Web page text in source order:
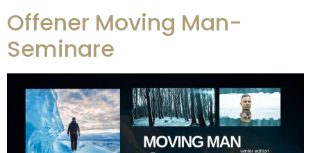
Offener Moving Man-
Seminare